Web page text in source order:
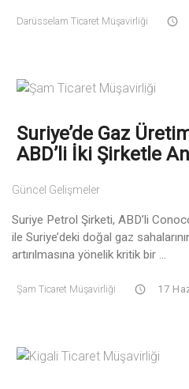
Darüsselam Ticaret Müşavirliği
Suriye’de Gaz
ABD’li İki Şirketle
Güncel Gelişmeler
Suriye Petrol Şirketi, ABD’li
ile Suriye’deki doğal gaz
artırılmasına yönelik kritik bir ...
Şam Ticaret Müşavirliği 17